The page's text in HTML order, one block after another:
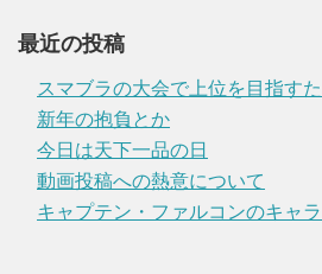
最近の投稿
スマブラの大会で上位を目指す
新年の抱負とか
今日は天下一品の日
動画投稿への熱意について
キャプテン・ファルコンのキャ